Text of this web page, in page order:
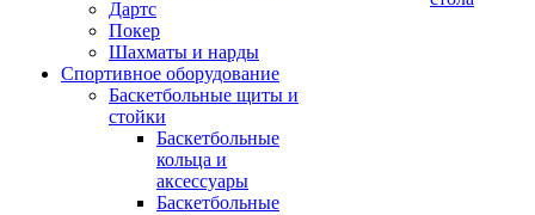
Дартс
Покер
Шахматы и нарды
Спортивное оборудование
Баскетбольные щиты и
стойки
Баскетбольные
кольца и
аксессуары
Баскетбольные